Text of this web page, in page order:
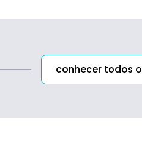
conhecer todos